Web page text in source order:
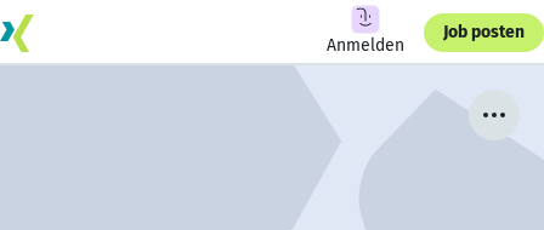
Anmelden
Job posten